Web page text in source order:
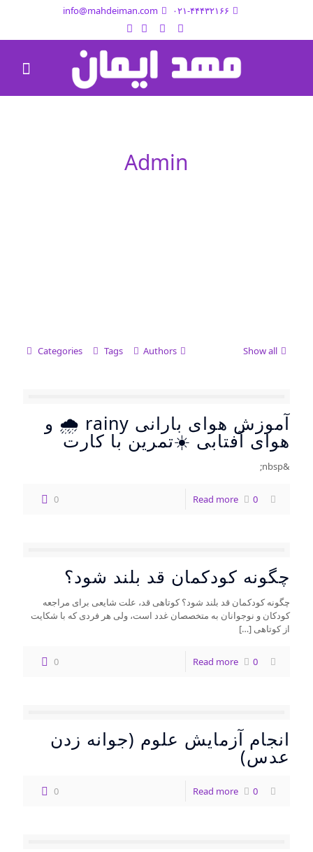
۰۲۱-۴۴۴۳۲۱۶۶ info@mahdeiman.com
Admin
Categories Tags Authors Show all
آموزش هوای بارانی rainy 🌧️ و
هوای آفتابی ☀️تمرین با کارت
&nbsp;
0 0
Read more
چگونه کودکمان قد بلند شود؟
چگونه کودکمان قد بلند شود؟ کوتاهی قد، علت شایعی برای مراجعه
کودکان و نوجوانان به متخصصان غدد است، ولی هر فردی که با شکایت
از کوتاهی […]
0 0
Read more
انجام آزمایش علوم (جوانه زدن
عدس)
0 0
Read more